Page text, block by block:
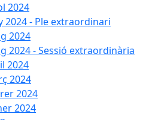
2024
2024 - Ple extraordinari
2024
2024 - Sessió extraordinària
2024
2024
2024
2024